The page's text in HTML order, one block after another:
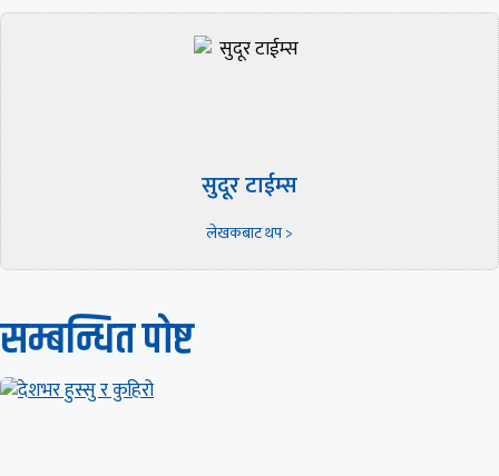
सुदूर टाईम्स
लेखकबाट थप >
सम्बन्धित पाेष्ट